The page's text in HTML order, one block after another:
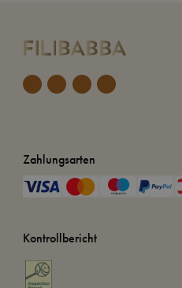
Zahlungsarten
Kontrollbericht